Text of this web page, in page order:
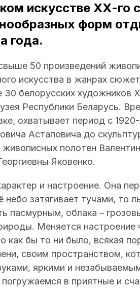
искусстве ХХ-го
форм
года.
50 произведений
искусства в жанрах
белорусских художников
Республики Беларусь.
охватывает период с
Астаповича до
полотен
Яковенко.
и настроение. Она
небо затягивает тучами, то
пасмурным, облака –
Меняется настроение
бы то ни было, всякая
своим пространством,
яркими и
в приятные и